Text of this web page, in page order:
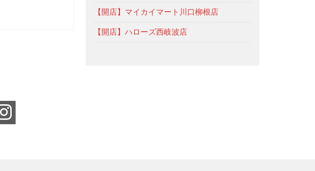
【開店】マイカイマート川口柳根店
【開店】ハローズ西岐波店